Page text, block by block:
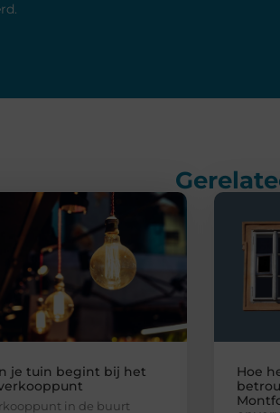
je tuin begint bij het
in de buurt
Hoe